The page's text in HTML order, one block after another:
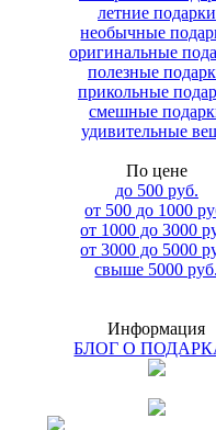
летние подарки
необычные
оригинальные
полезные
прикольные
смешные
удивительные
По цене
до 500 руб.
от 500 до 1000
от 1000 до 3000
от 3000 до 5000
свыше 5000 руб.
Информация
БЛОГ О